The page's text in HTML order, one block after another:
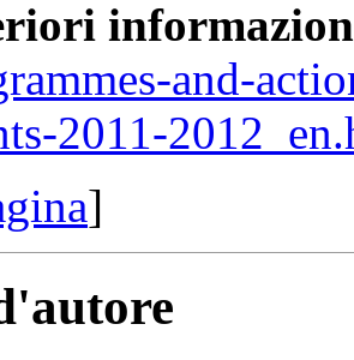
and-
2011-
]